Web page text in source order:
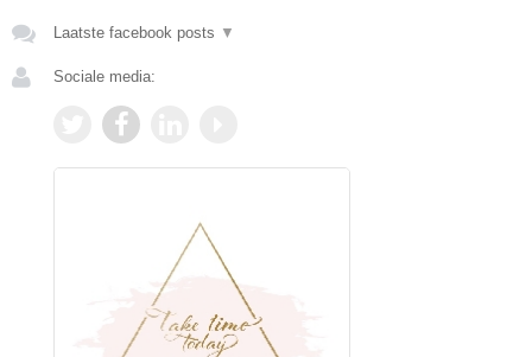
Laatste facebook posts ▼
Sociale media: